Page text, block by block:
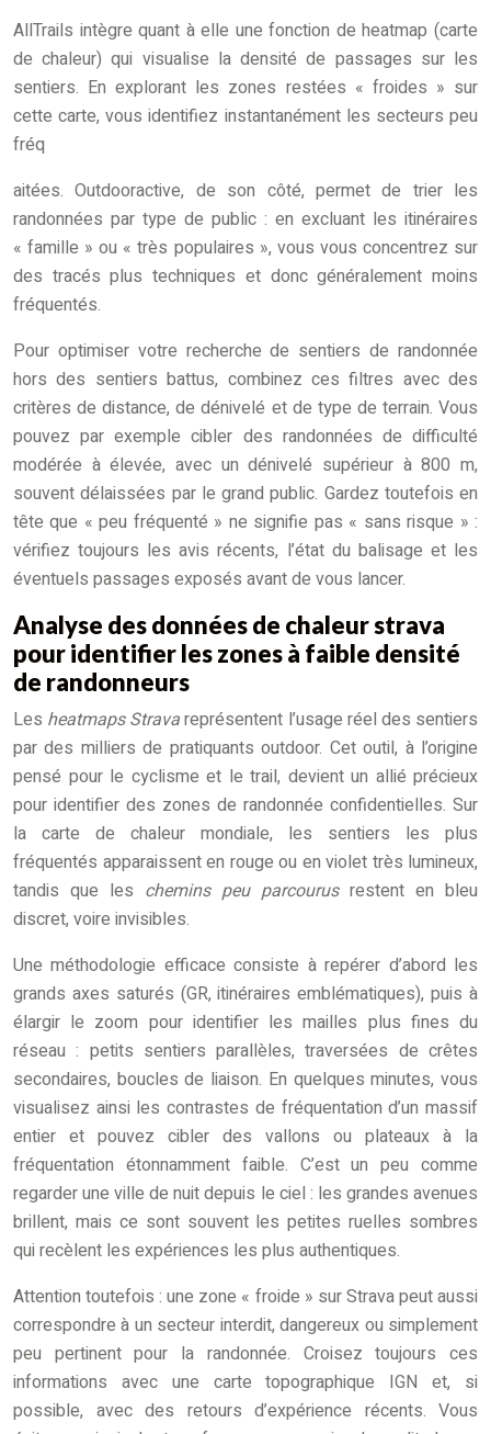
AllTrails intègre quant à elle une fonction de heatmap (carte
de chaleur) qui visualise la densité de passages sur les
sentiers. En explorant les zones restées « froides » sur
cette carte, vous identifiez instantanément les secteurs peu
fréq
aitées. Outdooractive, de son côté, permet de trier les
randonnées par type de public : en excluant les itinéraires
« famille » ou « très populaires », vous vous concentrez sur
des tracés plus techniques et donc généralement moins
fréquentés.
Pour optimiser votre recherche de sentiers de randonnée
hors des sentiers battus, combinez ces filtres avec des
critères de distance, de dénivelé et de type de terrain. Vous
pouvez par exemple cibler des randonnées de difficulté
modérée à élevée, avec un dénivelé supérieur à 800 m,
souvent délaissées par le grand public. Gardez toutefois en
tête que « peu fréquenté » ne signifie pas « sans risque » :
vérifiez toujours les avis récents, l’état du balisage et les
éventuels passages exposés avant de vous lancer.
Analyse des données de chaleur strava
pour identifier les zones à faible densité
de randonneurs
Les heatmaps Stravareprésentent l’usage réel des sentiers
par des milliers de pratiquants outdoor. Cet outil, à l’origine
pensé pour le cyclisme et le trail, devient un allié précieux
pour identifier des zones de randonnée confidentielles. Sur
la carte de chaleur mondiale, les sentiers les plus
fréquentés apparaissent en rouge ou en violet très lumineux,
tandis que les chemins peu parcourusrestent en bleu
discret, voire invisibles.
Une méthodologie efficace consiste à repérer d’abord les
grands axes saturés (GR, itinéraires emblématiques), puis à
élargir le zoom pour identifier les mailles plus fines du
réseau : petits sentiers parallèles, traversées de crêtes
secondaires, boucles de liaison. En quelques minutes, vous
visualisez ainsi les contrastes de fréquentation d’un massif
entier et pouvez cibler des vallons ou plateaux à la
fréquentation étonnamment faible. C’est un peu comme
regarder une ville de nuit depuis le ciel : les grandes avenues
brillent, mais ce sont souvent les petites ruelles sombres
qui recèlent les expériences les plus authentiques.
Attention toutefois : une zone « froide » sur Strava peut aussi
correspondre à un secteur interdit, dangereux ou simplement
peu pertinent pour la randonnée. Croisez toujours ces
informations avec une carte topographique IGN et, si
possible, avec des retours d’expérience récents. Vous